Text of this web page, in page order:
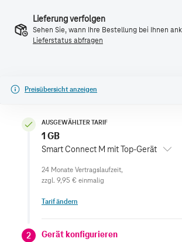
Lieferung verfolgen
Sehen Sie, wann Ihre Bestellung bei Ihnen
Lieferstatus abfragen
Preisübersicht anzeigen
AUSGEWÄHLTER TARIF
1 GB
Smart Connect M mit Top-Gerät
zzgl. 9,95 € einmalig
Tarif ändern
2 Gerät konfigurieren